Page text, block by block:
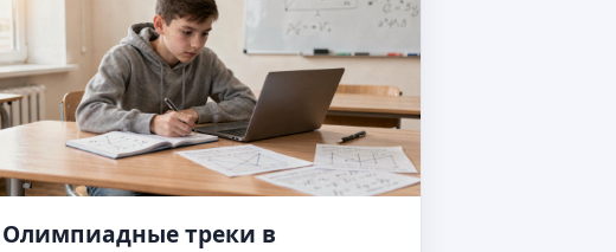
Олимпиадные треки в